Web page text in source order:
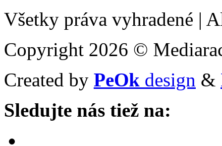
Všetky práva vyhradené |
Copyright 2026 ©
Created by PeOk design &
Sledujte nás tiež na: